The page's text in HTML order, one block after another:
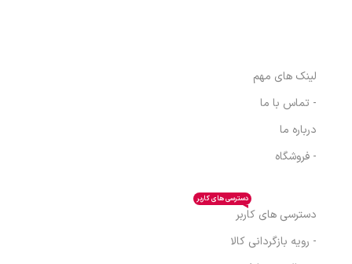
لینک های مهم
- تماس با ما
درباره ما
- فروشگاه
دسترسی های کاربر
دسترسی های کاربر
- رویه بازگردانی کالا